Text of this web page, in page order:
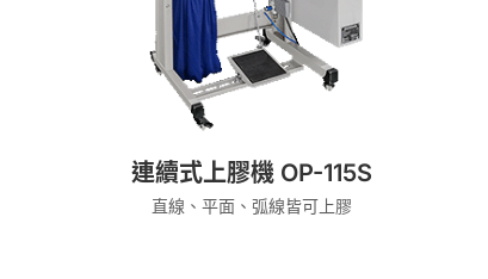
連續式上膠機 OP-115S
直線、平面、弧線皆可上膠